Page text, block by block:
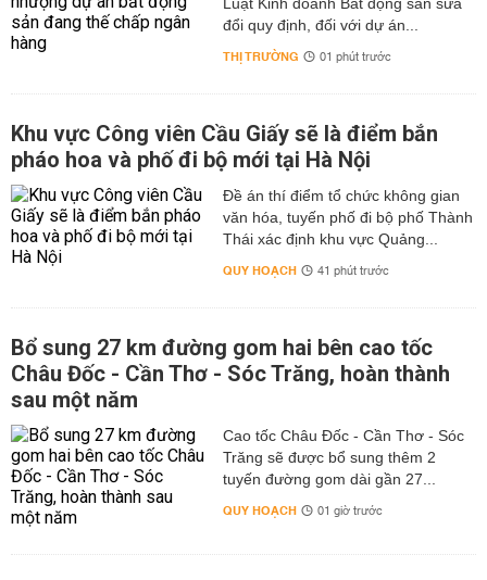
đổi quy định, đối với dự án...
THỊ TRƯỜNG 01 phút trước
Khu vực Công viên Cầu Giấy sẽ là điểm bắn
pháo hoa và phố đi bộ mới tại Hà Nội
Đề án thí điểm tổ chức không gian
văn hóa, tuyến phố đi bộ phố Thành
Thái xác định khu vực Quảng...
QUY HOẠCH 41 phút trước
Bổ sung 27 km đường gom hai bên cao tốc
Châu Đốc - Cần Thơ - Sóc Trăng, hoàn thành
sau một năm
Cao tốc Châu Đốc - Cần Thơ - Sóc
Trăng sẽ được bổ sung thêm 2
tuyến đường gom dài gần 27...
QUY HOẠCH 01 giờ trước